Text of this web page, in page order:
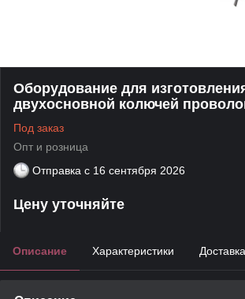
Оборудование для
двухосновной колючей
Под заказ
Опт и розница
Отправка с 16 сентября 2026
Цену уточняйте
Описание Характеристики Доставка